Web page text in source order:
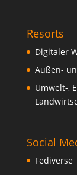
Resorts
Digitaler
Außen-
Umwelt-,
Social
Fediverse